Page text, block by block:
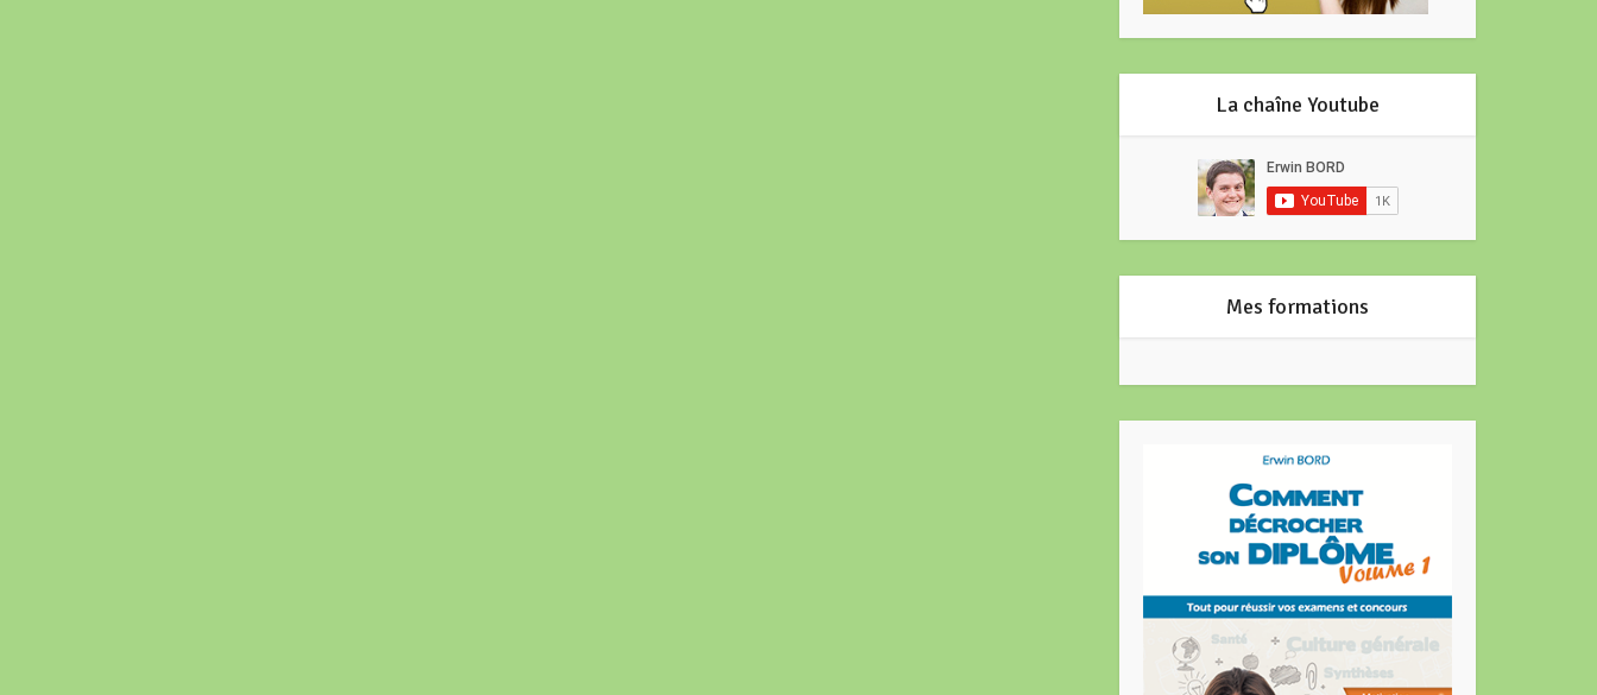
La chaîne Youtube
Mes formations